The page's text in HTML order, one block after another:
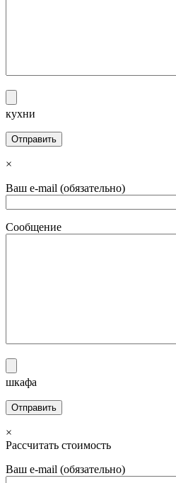
кухни
×
Ваш e-mail (обязательно)
Сообщение
шкафа
×
Рассчитать стоимость
Ваш e-mail (обязательно)